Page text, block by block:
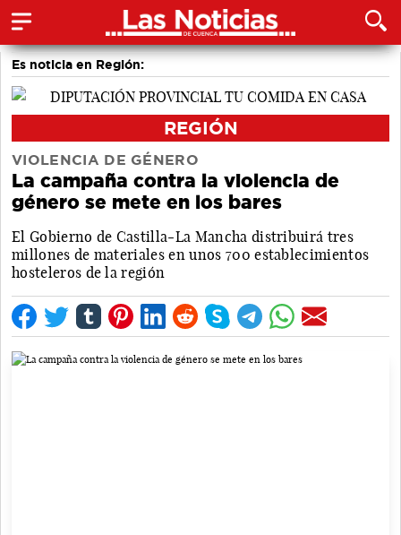
Es noticia en Región:
REGIÓN
VIOLENCIA DE GÉNERO
La campaña contra la violencia de
género se mete en los bares
El Gobierno de Castilla-La Mancha distribuirá tres
millones de materiales en unos 700 establecimientos
hosteleros de la región